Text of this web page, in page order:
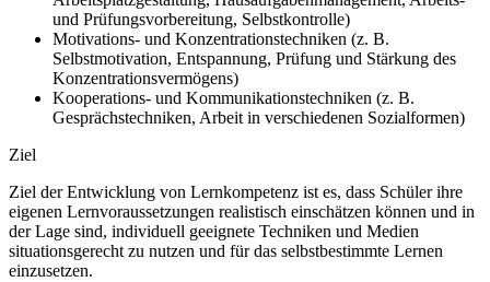
und Prüfungsvorbereitung, Selbstkontrolle)
Motivations- und Konzentrationstechniken (z. B.
Selbstmotivation, Entspannung, Prüfung und Stärkung des
Konzentrationsvermögens)
Kooperations- und Kommunikationstechniken (z. B.
Gesprächstechniken, Arbeit in verschiedenen Sozialformen)
Ziel
Ziel der Entwicklung von Lernkompetenz ist es, dass Schüler ihre
eigenen Lernvoraussetzungen realistisch einschätzen können und in
der Lage sind, individuell geeignete Techniken und Medien
situationsgerecht zu nutzen und für das selbstbestimmte Lernen
einzusetzen.